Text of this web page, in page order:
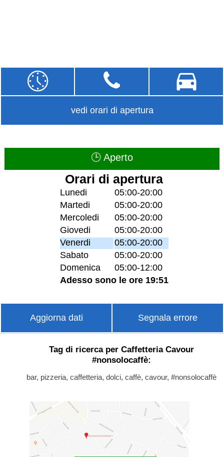
vedi orari di apertura
🕒 Aperto
Orari di apertura
Lunedi
05:00-20:00
Martedi
05:00-20:00
Mercoledi
05:00-20:00
Giovedi
05:00-20:00
Venerdi
05:00-20:00
Sabato
05:00-20:00
Domenica
05:00-12:00
Adesso sono le ore 19:51
Aggiorna dati Segnala errore
Tag di ricerca per Caffetteria Cavour
#nonsolocaffè:
bar, pizzeria, caffetteria, dolci, caffè, cavour, #nonsolocaffè